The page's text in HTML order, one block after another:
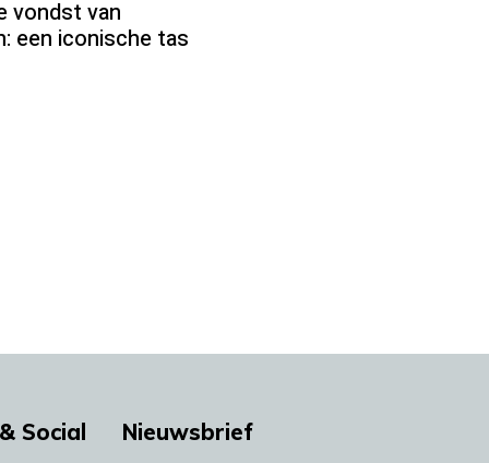
vondst van
een iconische tas
Social Nieuwsbrief